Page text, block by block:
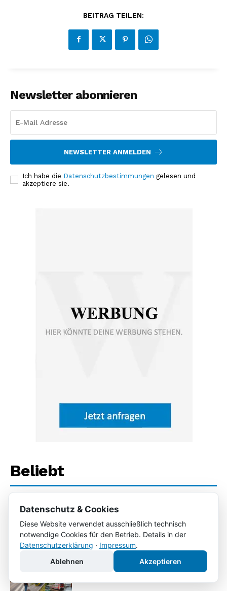
BEITRAG TEILEN:
Newsletter abonnieren
NEWSLETTER ANMELDEN
Ich habe die Datenschutzbestimmungen gelesen und
akzeptiere sie.
Beliebt
Ein Schuljahr in den USA: Wie der
Auslandsaufenthalt Jugendliche fürs
Leben prägt
Grenzenlos mobil: Mit Bus und Bahn
Datenschutz & Cookies
Diese Website verwendet ausschließlich technisch
notwendige Cookies für den Betrieb. Details in der
Datenschutzerklärung · Impressum.
Ablehnen
Akzeptieren